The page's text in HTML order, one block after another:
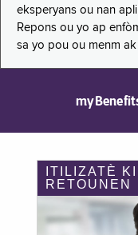
eksperyans ou nan
Repons ou yo ap
sa yo pou ou menm
ITILIZATÈ KI
RETOUNEN